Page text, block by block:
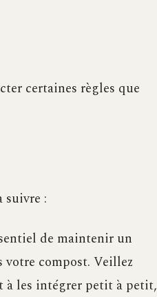
certaines règles que
suivre :
de maintenir un
compost. Veillez
à les intégrer petit à petit,